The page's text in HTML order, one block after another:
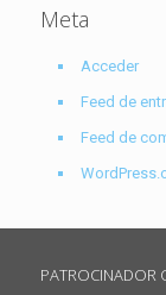
Meta
Acceder
Feed de
Feed de
PATROCINADOR